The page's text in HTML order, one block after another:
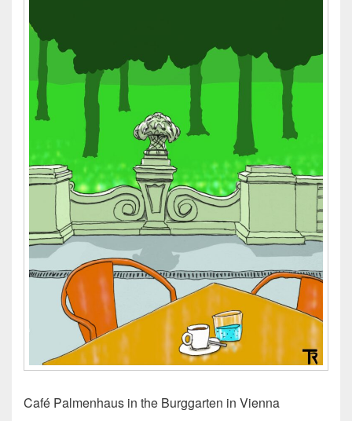
Café Palmenhaus in the Burggarten in Vienna